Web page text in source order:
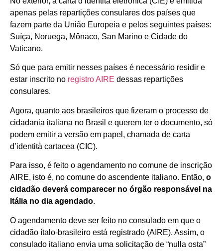
apenas pelas repartições consulares dos países que
fazem parte da União Europeia e pelos seguintes países:
Suíça, Noruega, Mônaco, San Marino e Cidade do
Vaticano.
Só que para emitir nesses países é necessário residir e
estar inscrito no registro AIRE dessas repartições
consulares.
Agora, quanto aos brasileiros que fizeram o processo de
cidadania italiana no Brasil e querem ter o documento, só
podem emitir a versão em papel, chamada de carta
d’identità cartacea (CIC).
Para isso, é feito o agendamento no comune de inscrição
AIRE, isto é, no comune do ascendente italiano. Então, o
cidadão deverá comparecer no órgão responsável na
Itália no dia agendado.
O agendamento deve ser feito no consulado em que o
cidadão ítalo-brasileiro está registrado (AIRE). Assim, o
consulado italiano envia uma solicitação de “nulla osta”